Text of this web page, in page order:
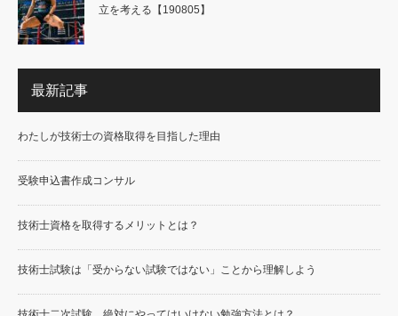
立を考える【190805】
最新記事
わたしが技術士の資格取得を目指した理由
受験申込書作成コンサル
技術士資格を取得するメリットとは？
技術士試験は「受からない試験ではない」ことから理解しよう